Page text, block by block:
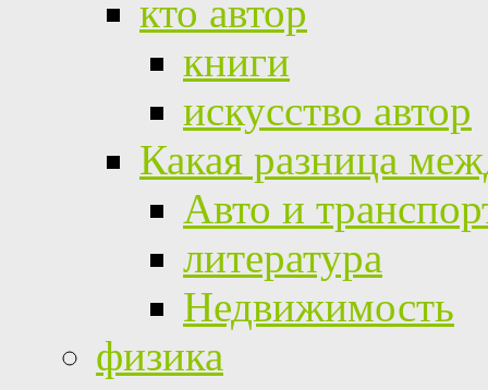
кто автор
книги
искусство автор
Какая разница
Авто и
литература
Недвижимость
физика